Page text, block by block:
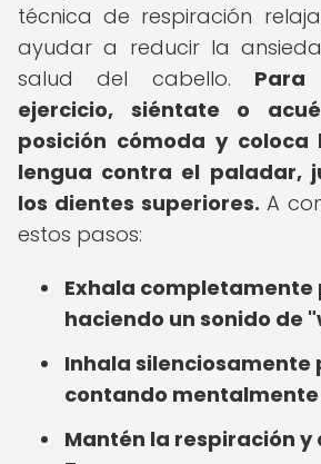
técnica de respiración
ayudar a reducir la
salud del cabello.
ejercicio, siéntate o
posición cómoda y
lengua contra el paladar,
los dientes superiores. A
estos pasos:
Exhala completamente
haciendo un sonido de
Inhala silenciosamente
contando
Mantén la respiración